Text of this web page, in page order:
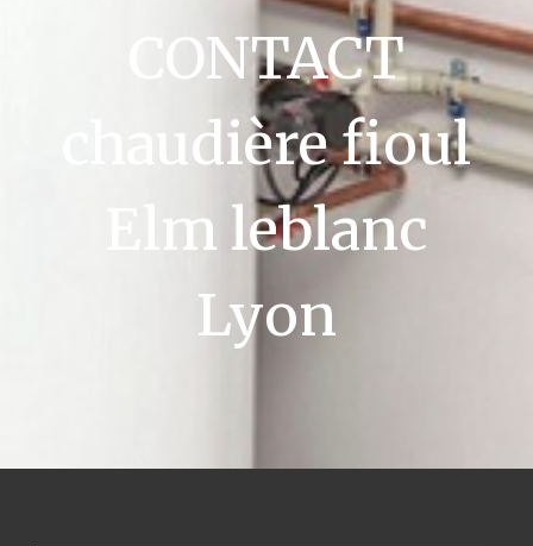
CONTACT
chaudière fioul
Elm leblanc
Lyon